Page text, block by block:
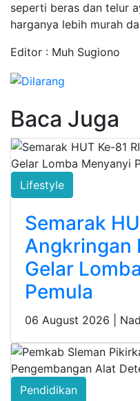
seperti beras dan telur
harganya lebih murah
Editor : Muh Sugiono
Baca Juga
Lifestyle
Semarak
Angkringan
Gelar
Pemula
06 August 2026 |
Pendidikan